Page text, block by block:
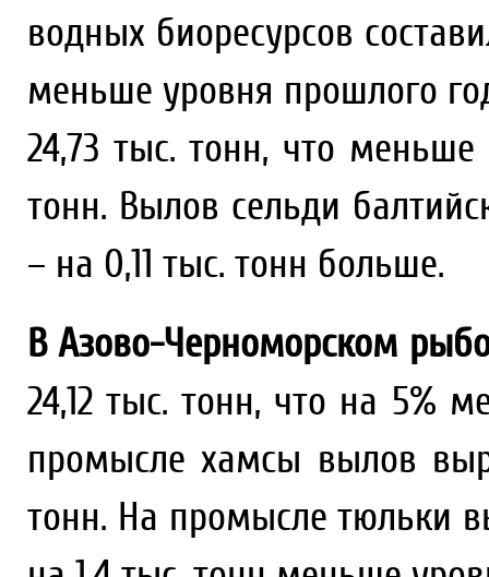
водных биоресурсов
меньше уровня прошлого
24,73 тыс. тонн, что
тонн. Вылов сельди
– на 0,11 тыс. тонн больше.
В Азово-Черноморском
24,12 тыс. тонн, что на 5%
промысле хамсы вылов
тонн. На промысле тюльки